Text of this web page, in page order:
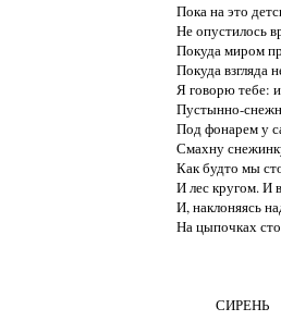
Пока на это
Не опустилось
Покуда миром
Покуда взгляда
Я говорю тебе:
Пустынно-
Под фонарем у
Смахну
Как будто мы
И лес кругом. И
И, наклоняясь
На цыпочках
            СИРЕНЬ